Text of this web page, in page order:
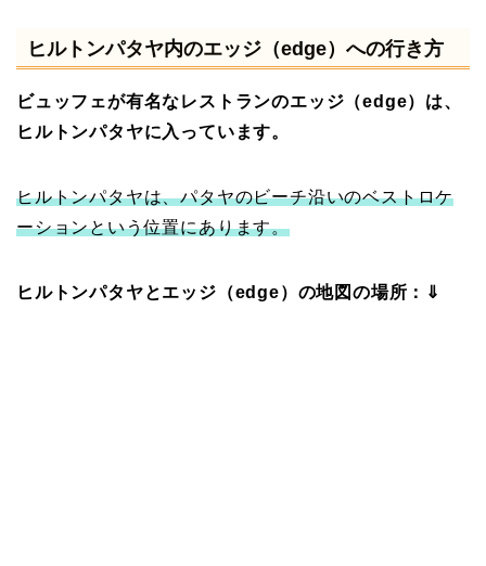
ヒルトンパタヤ内のエッジ（edge）への行き方
ビュッフェが有名なレストランのエッジ（edge）は、
ヒルトンパタヤに入っています。
ヒルトンパタヤは、パタヤのビーチ沿いのベストロケ
ーションという位置にあります。
ヒルトンパタヤとエッジ（edge）の地図の場所：⇓